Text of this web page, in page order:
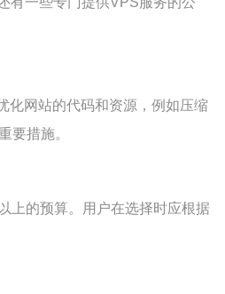
化网站的代码和资源，例如压缩
要措施。
上的预算。用户在选择时应根据